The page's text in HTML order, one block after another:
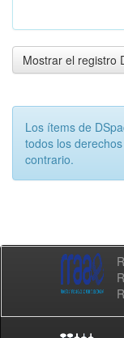
Mostrar el registro
Los ítems de
todos los
contrario.